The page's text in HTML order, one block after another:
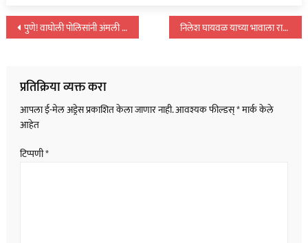
पोस्टचे
पुणे! वाघोली पोलिसांनी अंमली पदार्थ विक्रसाठी बाळगणाऱ्यास केली अटक… निलेश घायवळ याच्या भावाला राजस्थानमधून अटक, मंदिरातील प्रसादावर…
प्रतिक्रिया व्यक्त करा
आपला ई-मेल अड्रेस प्रकाशित केला जाणार नाही.आवश्यक फील्डस्*मार्क केले
आहेत
टिप्पणी*